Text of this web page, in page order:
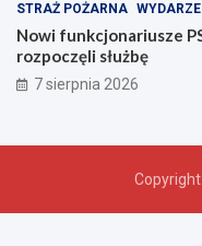
STRAŻ POŻARNA
Nowi funkcjonariusze
rozpoczęli służbę
7 sierpnia 2026